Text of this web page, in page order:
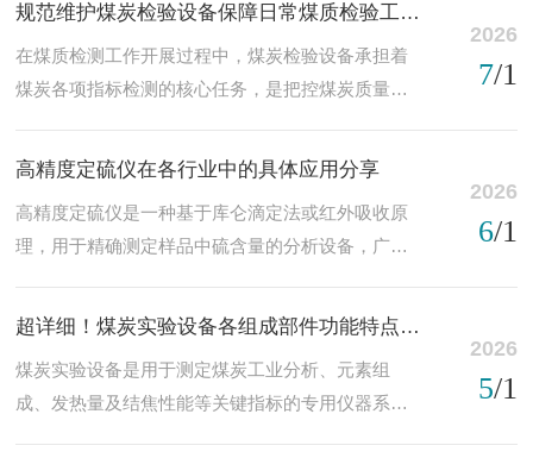
规范维护煤炭检验设备保障日常煤质检验工作有序落地
在煤质检测工作开展过程中，煤炭检验设备承担着
煤炭各项指标检测的核心任务，是把控煤炭质量、
程，能够有效减少设备故障、降低检测误差，让煤
日常煤质检验工作有序落地。以下是设备规范的定
期维护保养方法。1、机身清洁除尘养护设备长期处
于化验作业环境，机身、检测腔体及进料部位容易
堆积煤尘与残留煤渣，易堵塞精密结构，干扰检测
2026
7/1
高精度定硫仪在各行业中的具体应用分享
高精度定硫仪是一种基于库仑滴定法或红外吸收原
理，用于精确测定样品中硫含量的分析设备，广泛
结果直接影响产品质量评估、环保合规性及工艺优
用：1、在煤炭行业中，用于检测原煤、精煤及焦炭
中的全硫含量，为煤炭分级、定价和燃烧效率评估
提供依据。2、在电力行业，特别是燃煤电厂，通过
2026
6/1
超详细！煤炭实验设备各组成部件功能特点全解析
煤炭实验设备是用于测定煤炭工业分析、元素组
成、发热量及结焦性能等关键指标的专用仪器系
2026
5/1